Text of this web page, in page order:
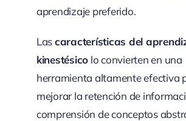
aprendizaje preferido.
Lascaracterísticas del
kinestésico lo convierten en una
herramienta altamente efectiva
mejorar la retención de
comprensión de conceptos